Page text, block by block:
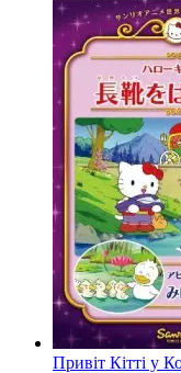
Привіт Кітті у